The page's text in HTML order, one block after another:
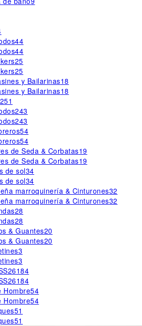
44
44
25
25
y Bailarinas18
y Bailarinas18
251
243
243
54
54
de Seda & Corbatas19
de Seda & Corbatas19
de sol34
de sol34
marroquinería & Cinturones32
marroquinería & Cinturones32
28
28
& Guantes20
& Guantes20
3
3
184
184
Hombre54
Hombre54
51
51